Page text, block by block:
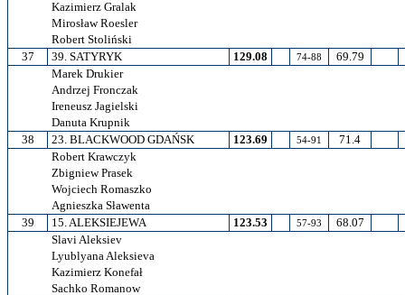
Kazimierz Gralak
Mirosław Roesler
Robert Stoliński
37
39. SATYRYK 129.08 74-88
69.79
Marek Drukier
Andrzej Fronczak
Ireneusz Jagielski
Danuta Krupnik
38
23. BLACKWOOD GDAŃSK 123.69 54-91
71.4
Robert Krawczyk
Zbigniew Prasek
Wojciech Romaszko
Agnieszka Sławenta
39
15. ALEKSIEJEWA 123.53 57-93
68.07
Slavi Aleksiev
Lyublyana Aleksieva
Kazimierz Konefał
Sachko Romanow